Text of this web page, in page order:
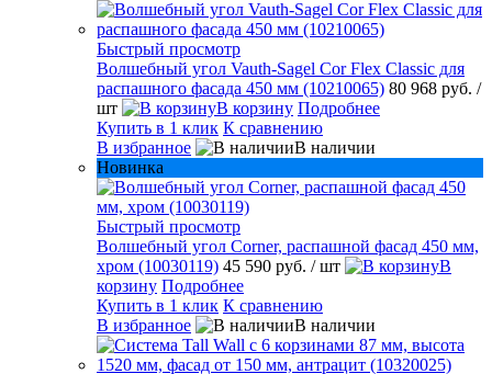
Быстрый просмотр
Волшебный угол Vauth-Sagel Cor Flex Classic для
распашного фасада 450 мм (10210065) 80 968 руб. /
шт
В корзину Подробнее
Купить в 1 клик К сравнению
В избранное
В наличии
Новинка
Быстрый просмотр
Волшебный угол Corner, распашной фасад 450 мм,
хром (10030119) 45 590 руб. / шт
В
корзину Подробнее
Купить в 1 клик К сравнению
В избранное
В наличии